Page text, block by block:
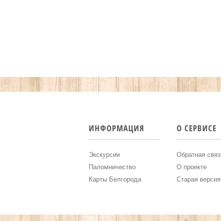
ИНФОРМАЦИЯ
Экскурсии
Паломничество
Карты Белгорода
О СЕРВИСЕ
Обратная
О проекте
Старая версия